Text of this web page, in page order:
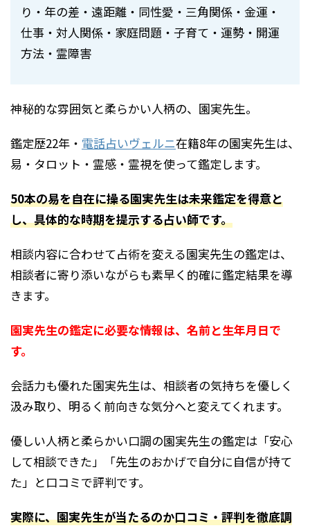
り・年の差・遠距離・同性愛・三角関係・金運・
仕事・対人関係・家庭問題・子育て・運勢・開運
方法・霊障害
神秘的な雰囲気と柔らかい人柄の、園実先生。
鑑定歴22年・ 電話占いヴェルニ在籍8年の園実先生は、
易・タロット・霊感・霊視を使って鑑定します。
50本の易を自在に操る園実先生は未来鑑定を得意と
し、具体的な時期を提示する占い師です。
相談内容に合わせて占術を変える園実先生の鑑定は、
相談者に寄り添いながらも素早く的確に鑑定結果を導
きます。
園実先生の鑑定に必要な情報は、名前と生年月日で
す。
会話力も優れた園実先生は、相談者の気持ちを優しく
汲み取り、明るく前向きな気分へと変えてくれます。
優しい人柄と柔らかい口調の園実先生の鑑定は「安心
して相談できた」「先生のおかげで自分に自信が持て
た」と口コミで評判です。
実際に、園実先生が当たるのか口コミ・評判を徹底調